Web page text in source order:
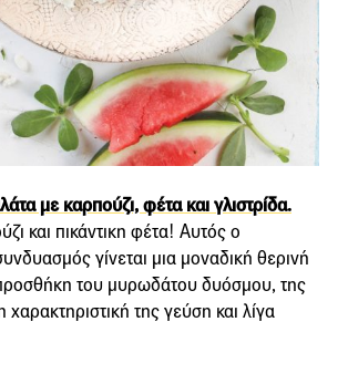
με καρπούζι, φέτα και γλιστρίδα.
και πικάντικη φέτα! Αυτός ο
γίνεται μια μοναδική θερινή
του μυρωδάτου δυόσμου, της
χαρακτηριστική της γεύση και λίγα